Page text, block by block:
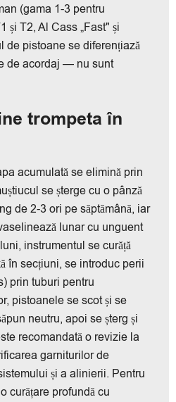
(gama 1-3 pentru
și T2, Al Cass „Fast" și
de pistoane se diferențiază
de acordaj — nu sunt
trompeta în
acumulată se elimină prin
se șterge cu o pânză
de 2-3 ori pe săptămână, iar
lunar cu unguent
instrumentul se curăță
în secțiuni, se introduc perii
prin tuburi pentru
pistoanele se scot și se
neutru, apoi se șterg și
recomandată o revizie la
garniturilor de
și a alinierii. Pentru
curățare profundă cu